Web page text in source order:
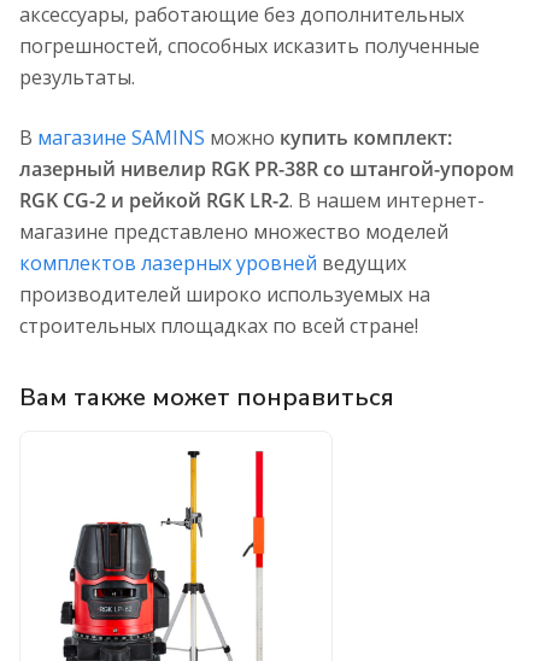
аксессуары, работающие без дополнительных
погрешностей, способных исказить полученные
результаты.
В магазине SAMINS можно купить комплект:
лазерный нивелир RGK PR-38R со штангой-упором
RGK CG-2 и рейкой RGK LR-2. В нашем интернет-
магазине представлено множество моделей
комплектов лазерных уровней ведущих
производителей широко используемых на
строительных площадках по всей стране!
Вам также может понравиться